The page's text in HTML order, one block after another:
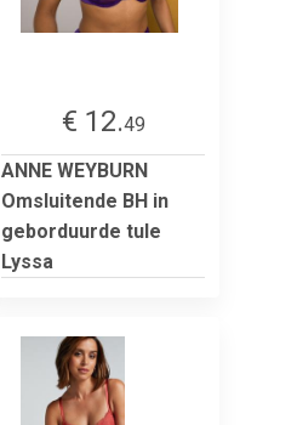
€ 12.49
ANNE WEYBURN
Omsluitende BH in
geborduurde tule
Lyssa